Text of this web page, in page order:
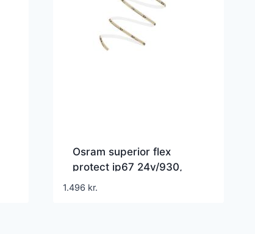
Osram superior flex
protect ip67 24v/930,
1200lm/m, 11,6w/m, 5m
1.496 kr.